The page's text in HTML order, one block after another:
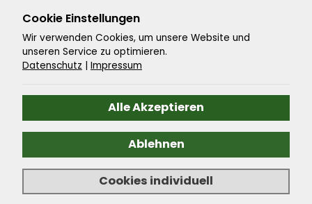
Reiseschnäppchen!
2026- Reisenavigator - Alle Rechte vorbehalten. -
Reiseportalby ATeO-CMS.Travel
Cookie Einstellungen
Wir verwenden Cookies, um unsere Website und
unseren Service zu optimieren.
Datenschutz | Impressum
Alle Akzeptieren
Ablehnen
Cookies individuell